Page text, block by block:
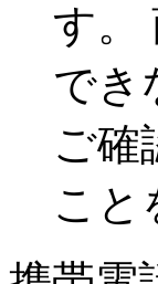
す。
でき
ご確
こと